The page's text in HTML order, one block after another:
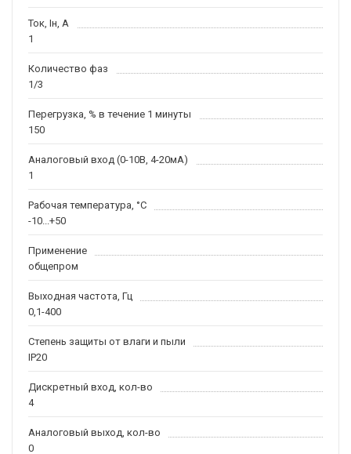
Ток, Iн, А
1
Количество фаз
1/3
Перегрузка, % в течение 1 минуты
150
Аналоговый вход (0-10В, 4-20мА)
1
Рабочая температура, °С
-10...+50
Применение
общепром
Выходная частота, Гц
0,1-400
Степень защиты от влаги и пыли
IP20
Дискретный вход, кол-во
4
Аналоговый выход, кол-во
0